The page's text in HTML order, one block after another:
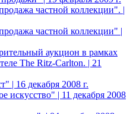
частной коллекции". |
частной коллекции" |
аукцион в рамках
The Ritz-Carlton. | 21
| 16 декабря 2008 г.
искусство" | 11 декабря 2008